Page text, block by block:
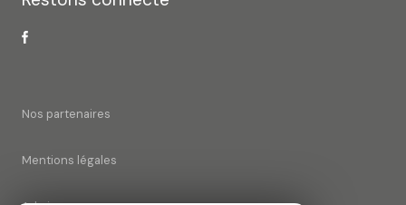
Nos partenaires
Mentions légales